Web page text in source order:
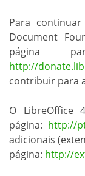
Para
Document
página
http://
contribuir para
O LibreOffice
página: http://
adicionais
página: http://